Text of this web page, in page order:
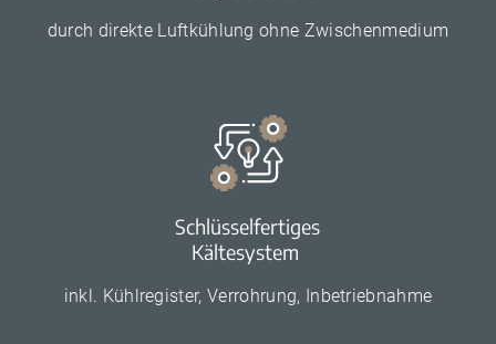
durch direkte Luftkühlung ohne Zwischenmedium
Schlüsselfertiges
Kältesystem
inkl. Kühlregister, Verrohrung, Inbetriebnahme